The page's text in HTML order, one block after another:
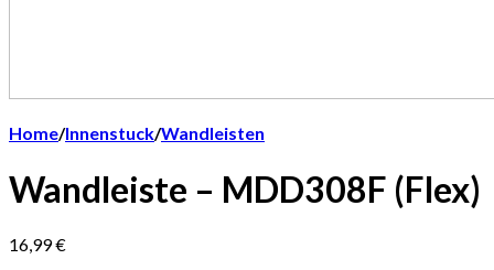
Home/Innenstuck/Wandleisten
Wandleiste – MDD308F (Flex)
16,99€